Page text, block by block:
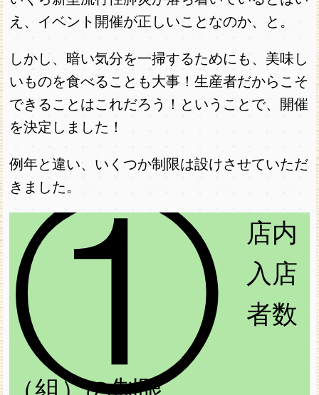
え、イベント開催が正しいことなのか、と。
しかし、暗い気分を一掃するためにも、美味し
いものを食べることも大事！生産者だからこそ
できることはこれだろう！ということで、開催
を決定しました！
例年と違い、いくつか制限は設けさせていただ
きました。
①
店内
入店
者数